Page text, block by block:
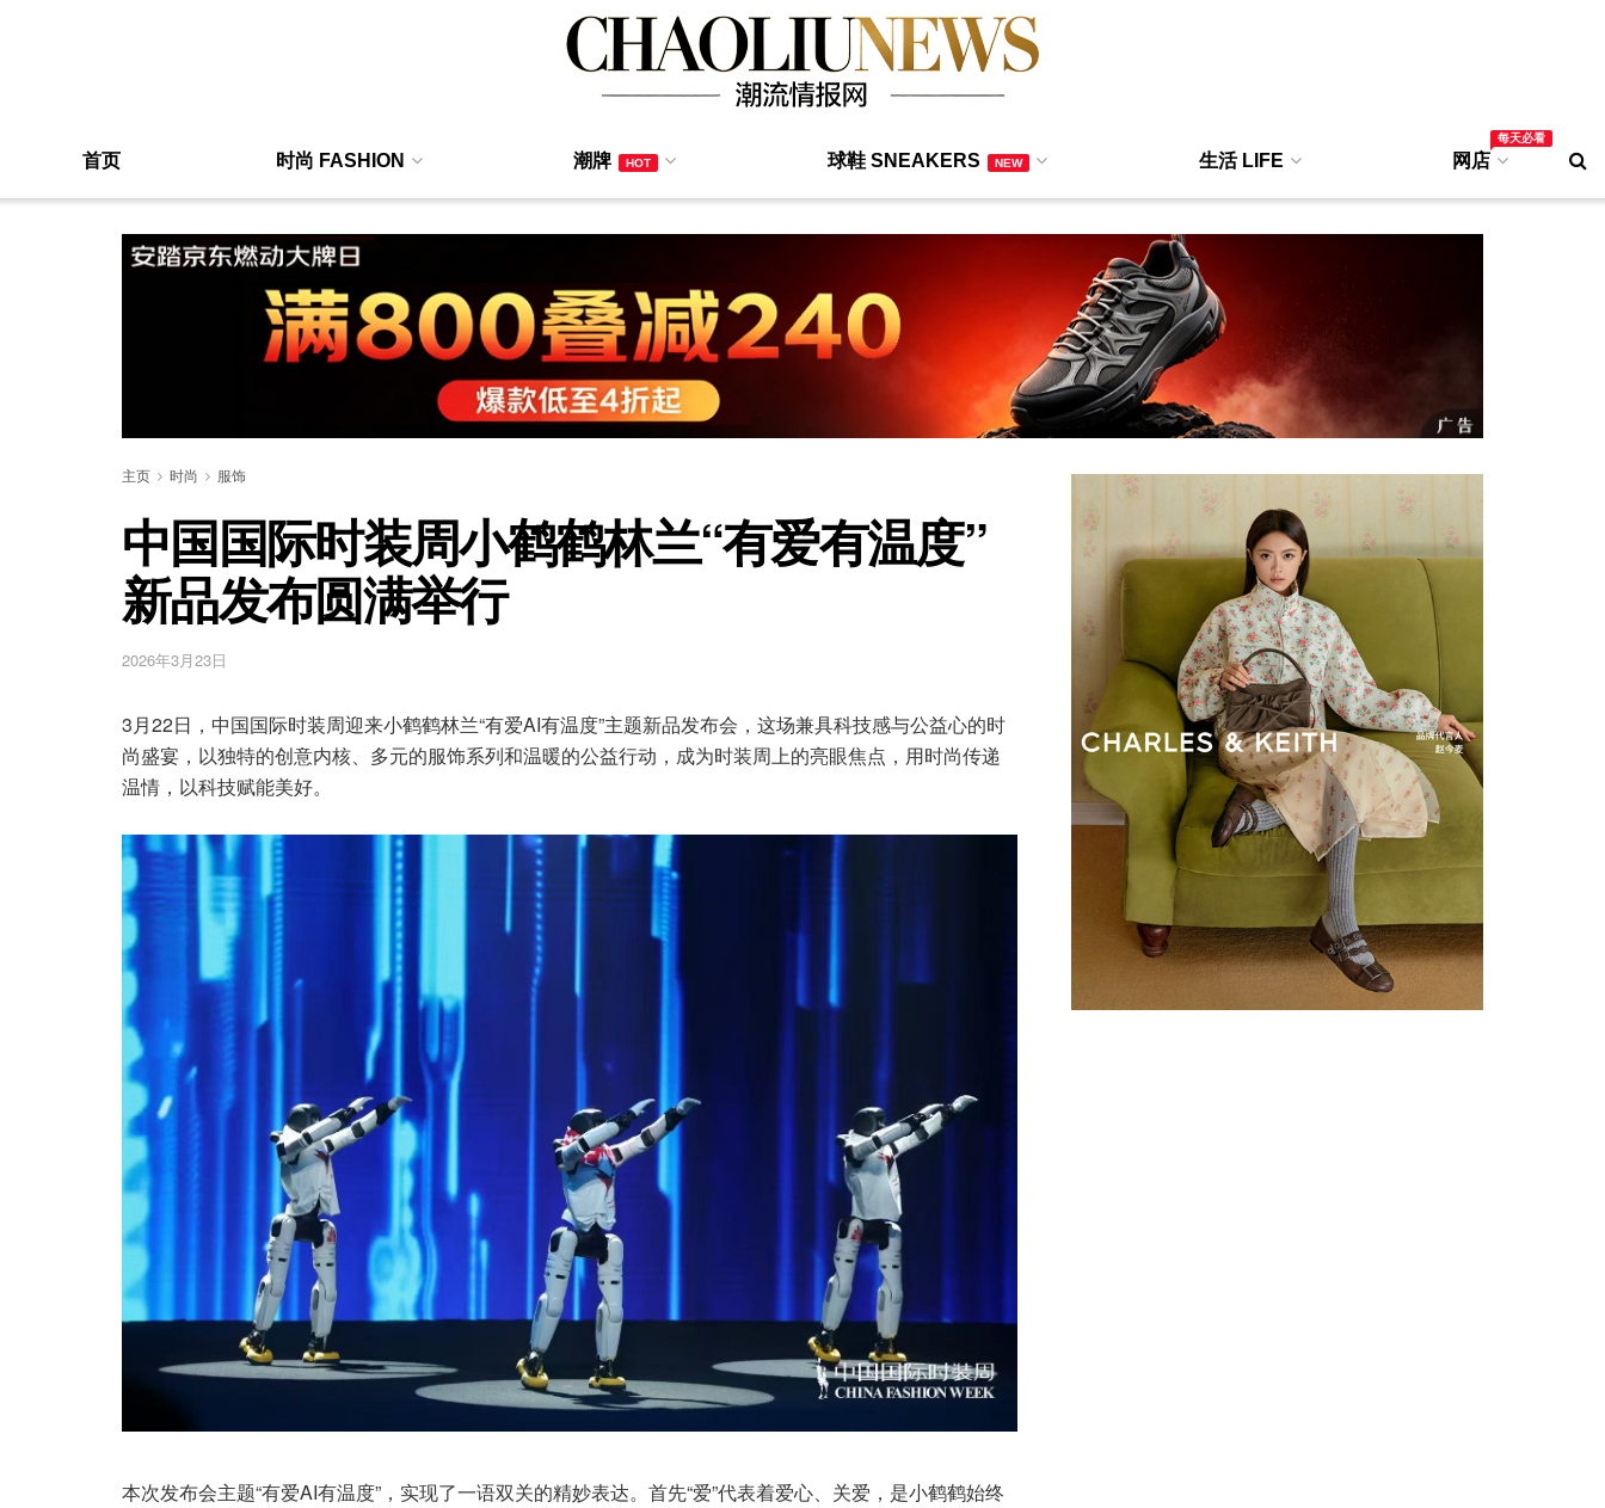
首页 时尚 FASHION 潮牌 HOT 球鞋 SNEAKERS NEW 生活 LIFE 网店
每天必看
主页 时尚 服饰
中国国际时装周小鹤鹤林兰“有爱有温度”
新品发布圆满举行
2026年3月23日
3月22日，中国国际时装周迎来小鹤鹤林兰“有爱AI有温度”主题新品发布会，这场兼具科技感与公益心的时
尚盛宴，以独特的创意内核、多元的服饰系列和温暖的公益行动，成为时装周上的亮眼焦点，用时尚传递
温情，以科技赋能美好。
本次发布会主题“有爱AI有温度”，实现了一语双关的精妙表达。首先“爱”代表着爱心、关爱，是小鹤鹤始终